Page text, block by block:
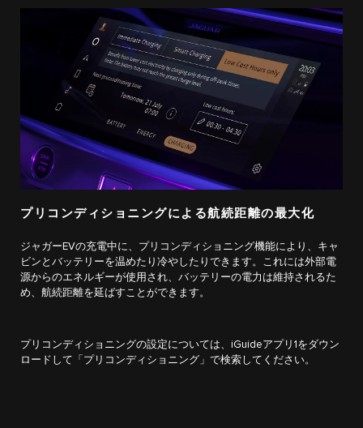
プリコンディショニングによる航続距離の最大化
ジャガーEVの充電中に、プリコンディショニング機能により、キャ
ビンとバッテリーを温めたり冷やしたりできます。これには外部電
源からのエネルギーが使用され、バッテリーの電力は維持されるた
め、航続距離を延ばすことができます。
プリコンディショニングの設定については、iGuideアプリ1をダウン
ロードして「プリコンディショニング」で検索してください。